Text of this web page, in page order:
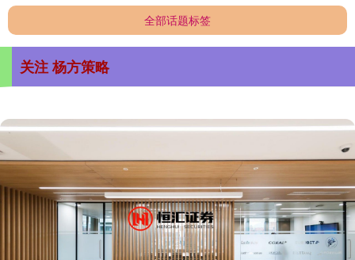
全部话题标签
关注 杨方策略